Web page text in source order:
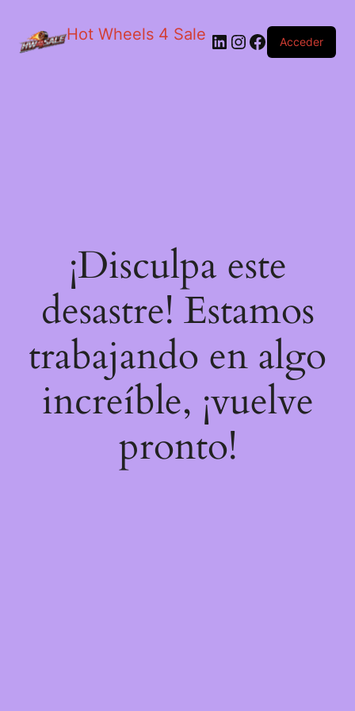
Hot Wheels 4 Sale LinkedIn
Instagram
Facebook
Acceder
¡Disculpa este
desastre! Estamos
trabajando en algo
increíble, ¡vuelve
pronto!